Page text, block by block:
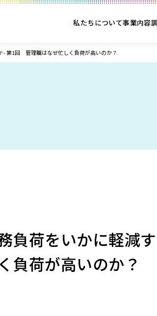
私たちについて事業内容
- 第1回 管理職はなぜ忙しく負荷が高いのか？
負荷をいかに軽減
負荷が高いのか？